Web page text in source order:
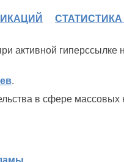
СТАТИСТИКА
активной гиперссылке
.
в сфере массовых